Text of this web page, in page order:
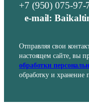
+7 (950) 075-97-
e-mail:
Отправляя свои
настоящем сайте, вы
обработки
обработку и хранение